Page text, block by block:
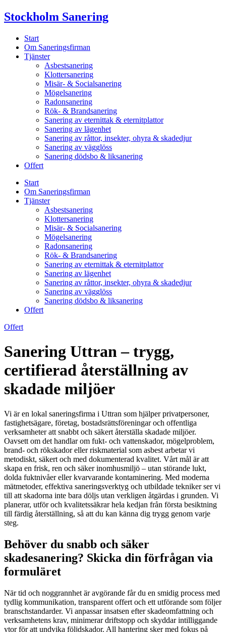
Skip
to
Stockholm Sanering
Start
Om Saneringsfirman
Tjänster
Asbestsanering
Klottersanering
Misär- & Socialsanering
Mögelsanering
Radonsanering
Rök- & Brandsanering
Sanering av eternittak & eternitplattor
Sanering av lägenhet
Sanering av råttor, insekter, ohyra & skadedjur
Sanering av vägglöss
Sanering dödsbo & liksanering
Offert
Start
Om Saneringsfirman
Tjänster
Asbestsanering
Klottersanering
Misär- & Socialsanering
Mögelsanering
Radonsanering
Rök- & Brandsanering
Sanering av eternittak & eternitplattor
Sanering av lägenhet
Sanering av råttor, insekter, ohyra & skadedjur
Sanering av vägglöss
Sanering dödsbo & liksanering
Offert
Offert
Sanering Uttran – trygg,
certifierad återställning av
skadade miljöer
Vi är en lokal saneringsfirma i Uttran som hjälper privatpersoner,
fastighetsägare, företag, bostadsrättsföreningar och offentliga
verksamheter att snabbt och säkert återställa skadade miljöer.
Oavsett om det handlar om fukt- och vattenskador, mögelproblem,
brand- och rökskador eller riskmaterial som asbest arbetar vi
metodiskt, säkert och med dokumenterad kvalitet. Vårt mål är att
skapa en frisk, ren och säker inomhusmiljö – utan störande lukt,
dolda fuktnivåer eller kvarvarande kontaminering. Med moderna
mätmetoder, effektiva saneringsverktyg och utbildade tekniker ser vi
till att skadorna inte bara döljs utan verkligen åtgärdas i grunden. Vi
planerar, utför och kvalitetssäkrar hela kedjan från första besiktning
till färdig återställning, så att du kan känna dig trygg genom varje
steg.
Behöver du snabb och säker
skadesanering? Skicka din förfrågan via
formuläret
När tid och noggrannhet är avgörande får du en smidig process med
tydlig kommunikation, transparent offert och ett utförande som följer
branschstandarder. Vi anpassar insatsen efter skadeomfattning och
verksamhetens krav, minimerar driftstopp och skyddar intilliggande
ytor för att undvika följdskador. All hantering sker med fokus på